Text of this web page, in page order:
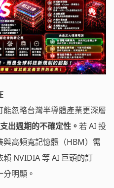
忽略台灣半導體產業更深層
出週期的不確定性。 若 AI 投
高頻寬記憶體（HBM）需
NVIDIA 等 AI 巨頭的訂
明顯。